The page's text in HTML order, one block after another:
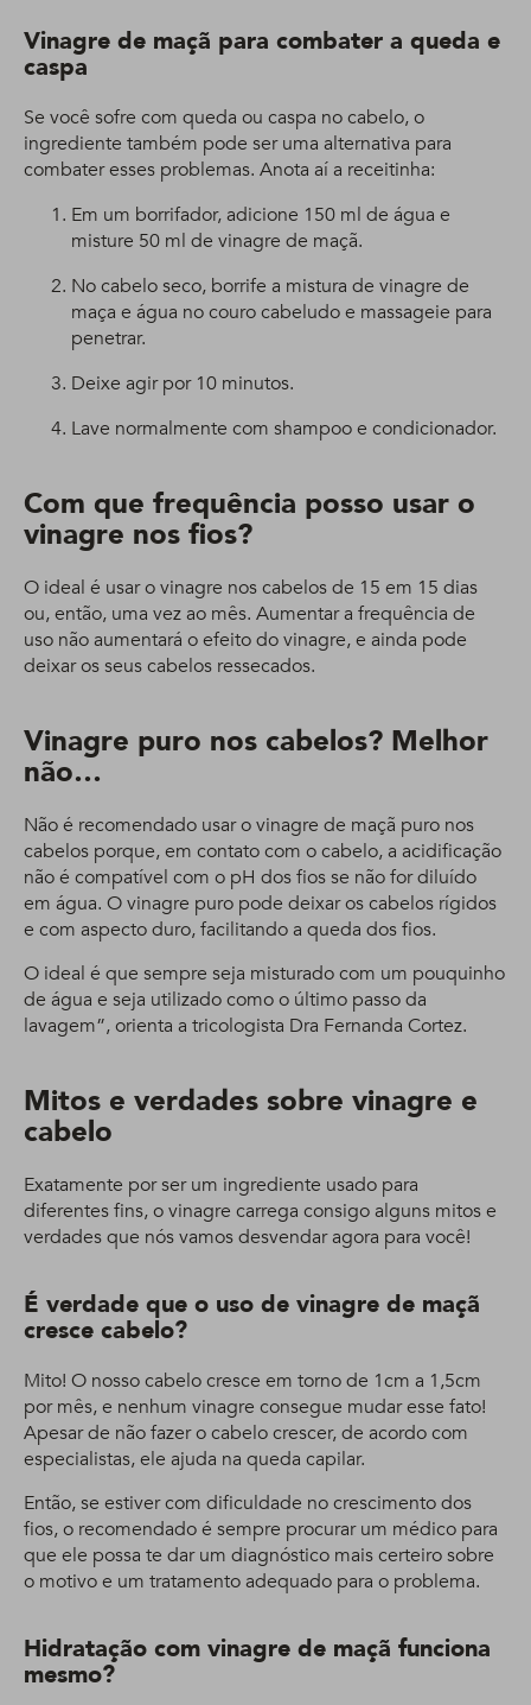
Vinagre de maçã para combater a queda e
caspa
Se você sofre com queda ou caspa no cabelo, o
ingrediente também pode ser uma alternativa para
combater esses problemas. Anota aí a receitinha:
Em um borrifador, adicione 150 ml de água e
misture 50 ml de vinagre de maçã.
No cabelo seco, borrife a mistura de vinagre de
maça e água no couro cabeludo e massageie para
penetrar.
Deixe agir por 10 minutos.
Lave normalmente com shampoo e condicionador.
Com que frequência posso usar o
vinagre nos fios?
O ideal é usar o vinagre nos cabelos de 15 em 15 dias
ou, então, uma vez ao mês. Aumentar a frequência de
uso não aumentará o efeito do vinagre, e ainda pode
deixar os seus cabelos ressecados.
Vinagre puro nos cabelos? Melhor
não…
Não é recomendado usar o vinagre de maçã puro nos
cabelos porque, em contato com o cabelo, a acidificação
não é compatível com o pH dos fios se não for diluído
em água. O vinagre puro pode deixar os cabelos rígidos
e com aspecto duro, facilitando a queda dos fios.
O ideal é que sempre seja misturado com um pouquinho
de água e seja utilizado como o último passo da
lavagem”, orienta a tricologista Dra Fernanda Cortez.
Mitos e verdades sobre vinagre e
cabelo
Exatamente por ser um ingrediente usado para
diferentes fins, o vinagre carrega consigo alguns mitos e
verdades que nós vamos desvendar agora para você!
É verdade que o uso de vinagre de maçã
cresce cabelo?
Mito! O nosso cabelo cresce em torno de 1cm a 1,5cm
por mês, e nenhum vinagre consegue mudar esse fato!
Apesar de não fazer o cabelo crescer, de acordo com
especialistas, ele ajuda na queda capilar.
Então, se estiver com dificuldade no crescimento dos
fios, o recomendado é sempre procurar um médico para
que ele possa te dar um diagnóstico mais certeiro sobre
o motivo e um tratamento adequado para o problema.
Hidratação com vinagre de maçã funciona
mesmo?